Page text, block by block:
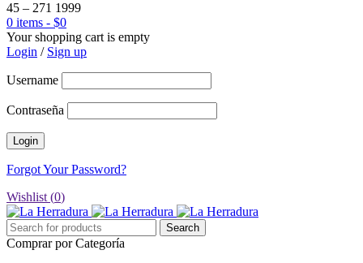
45 – 271 1999
0 items - $0
Your shopping cart is empty
Login / Sign up
Username
Contraseña
Forgot Your Password?
Wishlist (0)
Comprar por Categoría